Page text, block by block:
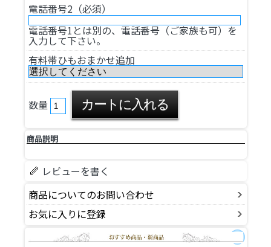
電話番号2（必須）
電話番号1とは別の、電話番号（ご家族も可）を
入力して下さい。
有料帯ひもおまかせ追加
数量
商品説明
レビューを書く
商品についてのお問い合わせ
お気に入りに登録